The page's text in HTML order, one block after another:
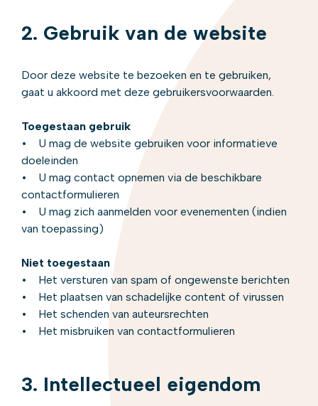
2. Gebruik van de website
Door deze website te bezoeken en te gebruiken,
gaat u akkoord met deze gebruikersvoorwaarden.
Toegestaan gebruik
• U mag de website gebruiken voor informatieve
doeleinden
• U mag contact opnemen via de beschikbare
contactformulieren
• U mag zich aanmelden voor evenementen (indien
van toepassing)
Niet toegestaan
• Het versturen van spam of ongewenste berichten
• Het plaatsen van schadelijke content of virussen
• Het schenden van auteursrechten
• Het misbruiken van contactformulieren
3. Intellectueel eigendom